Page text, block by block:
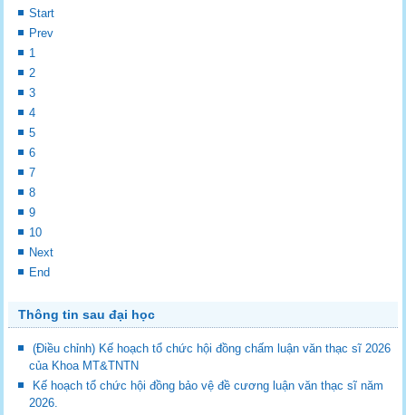
Start
Prev
1
2
3
4
5
6
7
8
9
10
Next
End
Thông tin sau đại học
(Điều chỉnh) Kế hoạch tổ chức hội đồng chấm luận văn thạc sĩ 2026
của Khoa MT&TNTN
Kế hoạch tổ chức hội đồng bảo vệ đề cương luận văn thạc sĩ năm
2026.